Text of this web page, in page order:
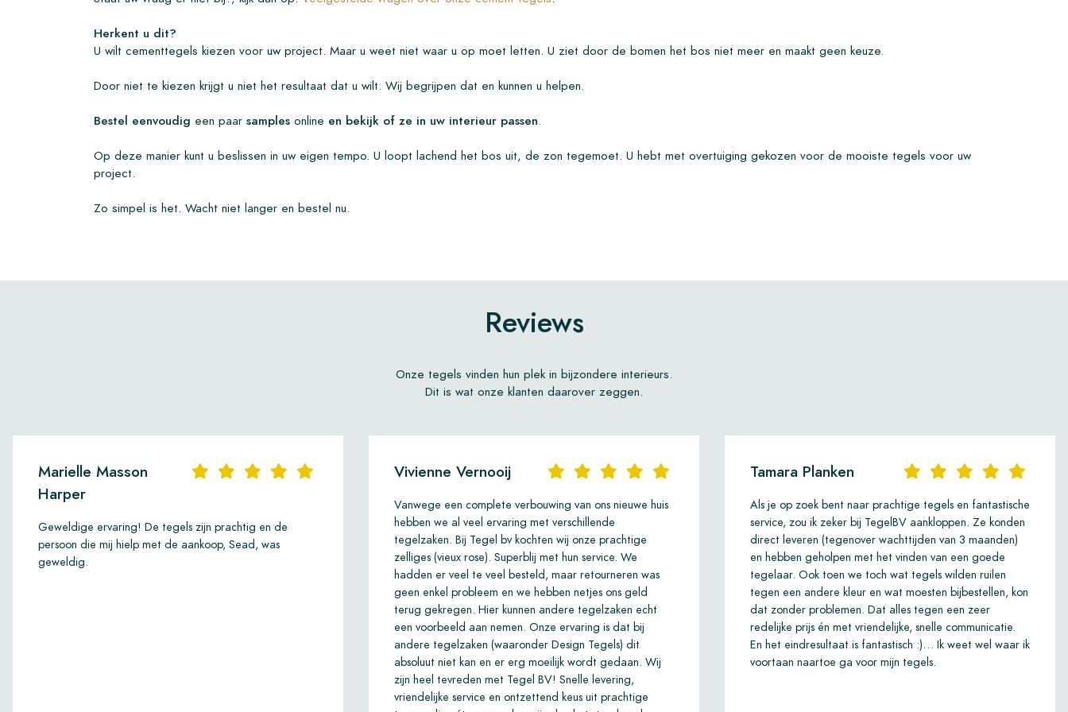
Herkent u dit?
U wilt cementtegels kiezen voor uw project. Maar u weet niet waar u op moet letten. U ziet door de bomen het bos niet meer en maakt geen keuze.
Door niet te kiezen krijgt u niet het resultaat dat u wilt. Wij begrijpen dat en kunnen u helpen.
Bestel eenvoudig een paar samples online en bekijk of ze in uw interieur passen.
Op deze manier kunt u beslissen in uw eigen tempo. U loopt lachend het bos uit, de zon tegemoet. U hebt met overtuiging gekozen voor de mooiste tegels voor uw
project.
Zo simpel is het. Wacht niet langer en bestel nu.
Reviews
Onze tegels vinden hun plek in bijzondere interieurs.
Dit is wat onze klanten daarover zeggen.
Marielle Masson
Harper
Geweldige ervaring! De tegels zijn prachtig en de
persoon die mij hielp met de aankoop, Sead, was
geweldig.
Vivienne Vernooij
Vanwege een complete verbouwing van ons nieuwe huis
hebben we al veel ervaring met verschillende
tegelzaken. Bij Tegel bv kochten wij onze prachtige
zelliges (vieux rose). Superblij met hun service. We
hadden er veel te veel besteld, maar retourneren was
geen enkel probleem en we hebben netjes ons geld
terug gekregen. Hier kunnen andere tegelzaken echt
een voorbeeld aan nemen. Onze ervaring is dat bij
andere tegelzaken (waaronder Design Tegels) dit
absoluut niet kan en er erg moeilijk wordt gedaan. Wij
zijn heel tevreden met Tegel BV! Snelle levering,
vriendelijke service en ontzettend keus uit prachtige
Tamara Planken
Als je op zoek bent naar prachtige tegels en fantastische
service, zou ik zeker bij TegelBV aankloppen. Ze konden
direct leveren (tegenover wachttijden van 3 maanden)
en hebben geholpen met het vinden van een goede
tegelaar. Ook toen we toch wat tegels wilden ruilen
tegen een andere kleur en wat moesten bijbestellen, kon
dat zonder problemen. Dat alles tegen een zeer
redelijke prijs én met vriendelijke, snelle communicatie.
En het eindresultaat is fantastisch :)… Ik weet wel waar ik
voortaan naartoe ga voor mijn tegels.